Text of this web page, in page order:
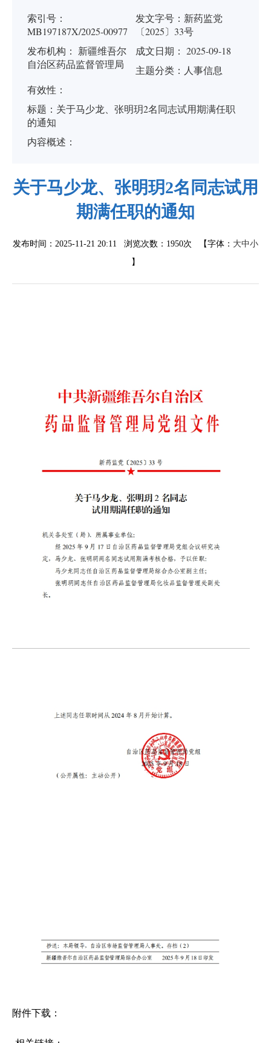
索引号：
MB197187X/2025-00977
发文字号： 新药监党
〔2025〕33号
发布机构： 新疆维吾尔
自治区药品监督管理局
成文日期： 2025-09-18
主题分类： 人事信息
有效性：
标题： 关于马少龙、张明玥2名同志试用期满任职
的通知
内容概述：
关于马少龙、张明玥2名同志试用
期满任职的通知
发布时间：2025-11-21 20:11 浏览次数： 1950次 【字体： 大中小
】
附件下载：